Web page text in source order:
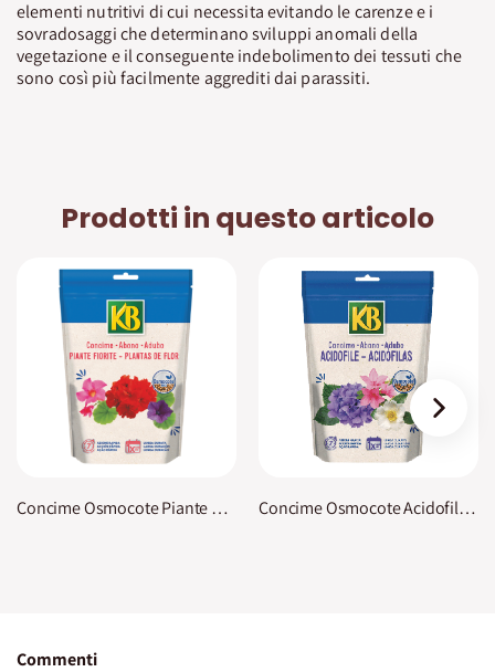
elementi nutritivi di cui necessita evitando le carenze e i
sovradosaggi che determinano sviluppi anomali della
vegetazione e il conseguente indebolimento dei tessuti che
sono così più facilmente aggrediti dai parassiti.
Prodotti in questo articolo
Concime Osmocote Piante Fiorite KB Concime Osmocote Acidofile KB
›
Commenti